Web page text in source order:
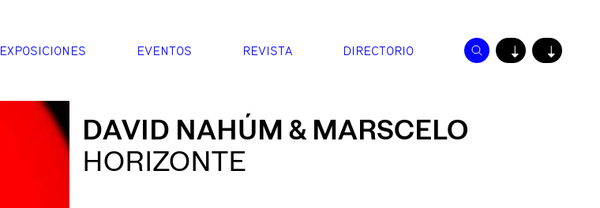
EXPOSICIONES EVENTOS REVISTA DIRECTORIO ↓ ↓
DAVID NAHÚM & MARSCELO
HORIZONTE